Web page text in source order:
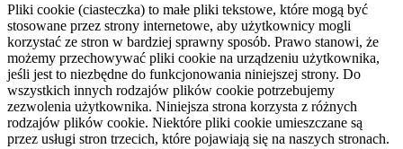
Pliki cookie (ciasteczka) to małe pliki tekstowe, które mogą być
stosowane przez strony internetowe, aby użytkownicy mogli
korzystać ze stron w bardziej sprawny sposób. Prawo stanowi, że
możemy przechowywać pliki cookie na urządzeniu użytkownika,
jeśli jest to niezbędne do funkcjonowania niniejszej strony. Do
wszystkich innych rodzajów plików cookie potrzebujemy
zezwolenia użytkownika. Niniejsza strona korzysta z różnych
rodzajów plików cookie. Niektóre pliki cookie umieszczane są
przez usługi stron trzecich, które pojawiają się na naszych stronach.